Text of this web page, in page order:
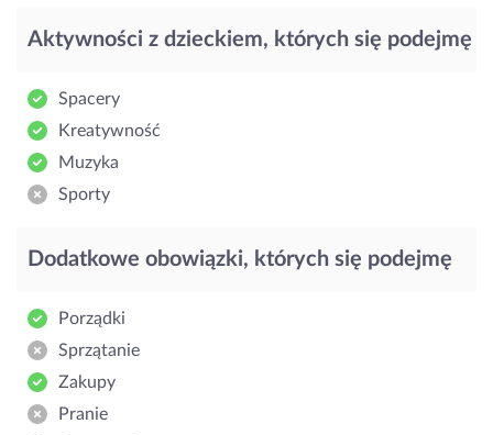
Aktywności z dzieckiem, których się podejmę
Spacery
Kreatywność
Muzyka
Sporty
Dodatkowe obowiązki, których się podejmę
Porządki
Sprzątanie
Zakupy
Pranie